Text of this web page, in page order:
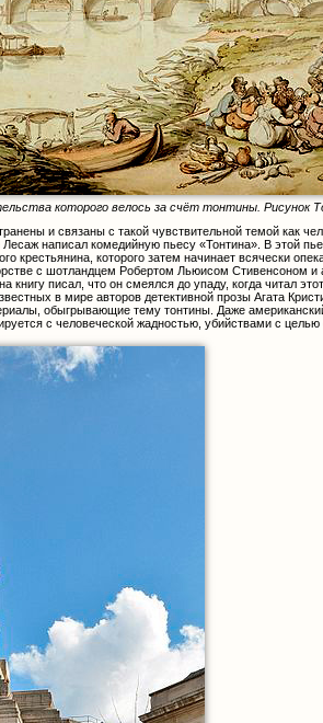
которого велось за счёт тонтины. Рисунок
и связаны с такой чувствительной темой как
написал комедийную пьесу «Тонтина». В этой
крестьянина, которого затем начинает всячески
с шотландцем Робертом Льюисом
книгу писал, что он смеялся до упаду, когда читал
в мире авторов детективной прозы Агата
обыгрывающие тему тонтины. Даже
с человеческой жадностью, убийствами с